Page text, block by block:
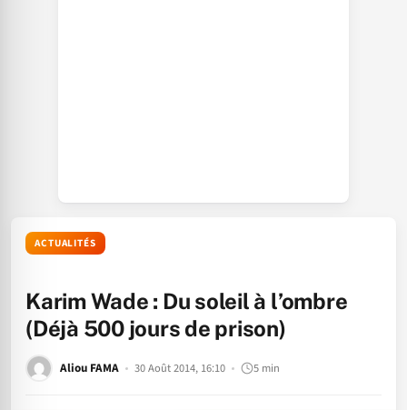
ACTUALITÉS
Karim Wade : Du soleil à l’ombre
(Déjà 500 jours de prison)
Aliou FAMA 30 Août 2014, 16:10 5 min